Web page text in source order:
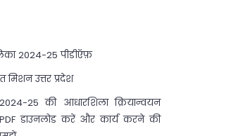
2024-25 पीडीऍफ़
मिशन उत्तर प्रदेश
25 की आधारशिला क्रियान्वयन
PDF डाउनलोड करें और कार्य करने की